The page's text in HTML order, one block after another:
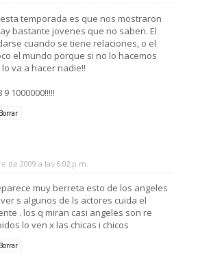
temporada es que nos mostraron
bastante jovenes que no saben. El
cuando se tiene relaciones, o el
el mundo porque si no lo hacemos
va a hacer nadie!!
9 1000000!!!!!
Borrar
de 2009 a las 6:02 p.m.
muy berreta esto de los angeles
s algunos de ls actores cuida el
. los q miran casi angeles son re
lo ven x las chicas i chicos
Borrar